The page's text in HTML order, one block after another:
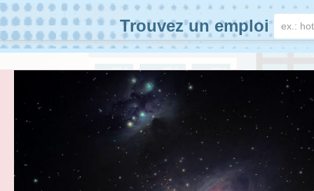
Trouvez un emploi